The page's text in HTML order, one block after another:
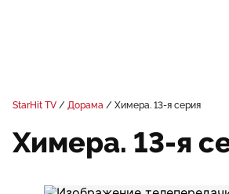
StarHit TV Дорама Химера. 13-я серия
Химера. 13-я